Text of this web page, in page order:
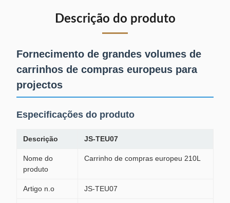
Descrição do produto
Fornecimento de grandes volumes de
carrinhos de compras europeus para
projectos
Especificações do produto
Descrição JS-TEU07
Nome do
produto
Carrinho de compras europeu 210L
Artigo n.o JS-TEU07